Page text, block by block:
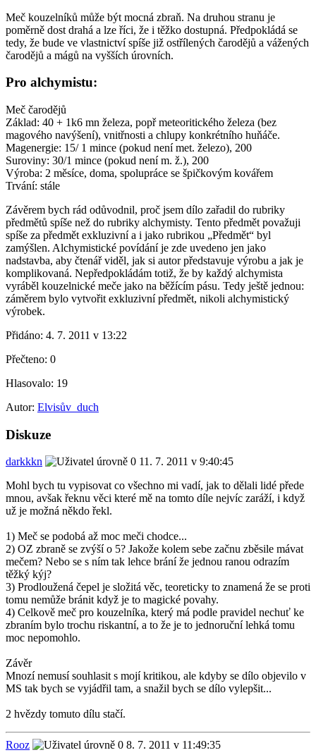
Meč kouzelníků může být mocná zbraň. Na druhou stranu je
poměrně dost drahá a lze říci, že i těžko dostupná. Předpokládá se
tedy, že bude ve vlastnictví spíše již ostřílených čarodějů a vážených
čarodějů a mágů na vyšších úrovních.
Pro alchymistu:
Meč čarodějů
Základ: 40 + 1k6 mn železa, popř meteoritického železa (bez
magového navýšení), vnitřnosti a chlupy konkrétního huňáče.
Magenergie: 15/ 1 mince (pokud není met. železo), 200
Suroviny: 30/1 mince (pokud není m. ž.), 200
Výroba: 2 měsíce, doma, spolupráce se špičkovým kovářem
Trvání: stále
Závěrem bych rád odůvodnil, proč jsem dílo zařadil do rubriky
předmětů spíše než do rubriky alchymisty. Tento předmět považuji
spíše za předmět exkluzivní a i jako rubrikou „Předmět“ byl
zamýšlen. Alchymistické povídání je zde uvedeno jen jako
nadstavba, aby čtenář viděl, jak si autor představuje výrobu a jak je
komplikovaná. Nepředpokládám totiž, že by každý alchymista
vyráběl kouzelnické meče jako na běžícím pásu. Tedy ještě jednou:
záměrem bylo vytvořit exkluzivní předmět, nikoli alchymistický
výrobek.
Přidáno: 4. 7. 2011 v 13:22
Přečteno: 0
Hlasovalo: 19
Autor: Elvisův_duch
Diskuze
darkkkn
11. 7. 2011 v 9:40:45
Mohl bych tu vypisovat co všechno mi vadí, jak to dělali lidé přede
mnou, avšak řeknu věci které mě na tomto díle nejvíc zaráží, i když
už je možná někdo řekl.
1) Meč se podobá až moc meči chodce...
2) OZ zbraně se zvýší o 5? Jakože kolem sebe začnu zběsile mávat
mečem? Nebo se s ním tak lehce brání že jednou ranou odrazím
těžký kýj?
3) Prodloužená čepel je složitá věc, teoreticky to znamená že se proti
tomu nemůže bránit když je to magické povahy.
4) Celkově meč pro kouzelníka, který má podle pravidel nechuť ke
zbraním bylo trochu riskantní, a to že je to jednoruční lehká tomu
moc nepomohlo.
Závěr
Mnozí nemusí souhlasit s mojí kritikou, ale kdyby se dílo objevilo v
MS tak bych se vyjádřil tam, a snažil bych se dílo vylepšit...
2 hvězdy tomuto dílu stačí.
Rooz 8. 7. 2011 v 11:49:35